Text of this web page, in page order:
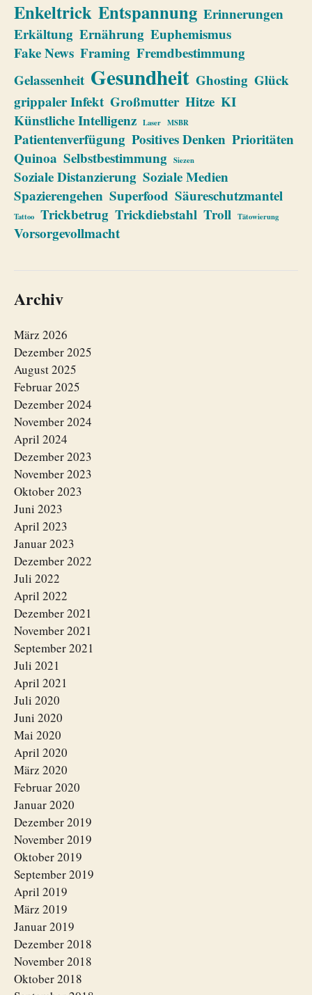
Enkeltrick Entspannung Erinnerungen
Erkältung Ernährung Euphemismus
Fake News Framing Fremdbestimmung
Gelassenheit Gesundheit Ghosting Glück
grippaler Infekt Großmutter Hitze KI
Künstliche Intelligenz Laser MSBR
Patientenverfügung Positives Denken Prioritäten
Quinoa Selbstbestimmung Siezen
Soziale Distanzierung Soziale Medien
Spazierengehen Superfood Säureschutzmantel
Tattoo Trickbetrug Trickdiebstahl Troll Tätowierung
Vorsorgevollmacht
Archiv
März 2026
Dezember 2025
August 2025
Februar 2025
Dezember 2024
November 2024
April 2024
Dezember 2023
November 2023
Oktober 2023
Juni 2023
April 2023
Januar 2023
Dezember 2022
Juli 2022
April 2022
Dezember 2021
November 2021
September 2021
Juli 2021
April 2021
Juli 2020
Juni 2020
Mai 2020
April 2020
März 2020
Februar 2020
Januar 2020
Dezember 2019
November 2019
Oktober 2019
September 2019
April 2019
März 2019
Januar 2019
Dezember 2018
November 2018
Oktober 2018